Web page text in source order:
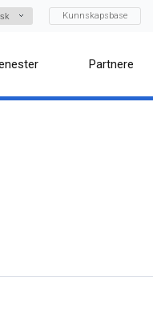
Kunnskapsbase
Partnere